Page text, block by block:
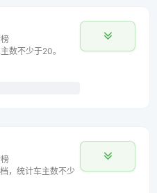
数不少于20。
，统计车主数不少